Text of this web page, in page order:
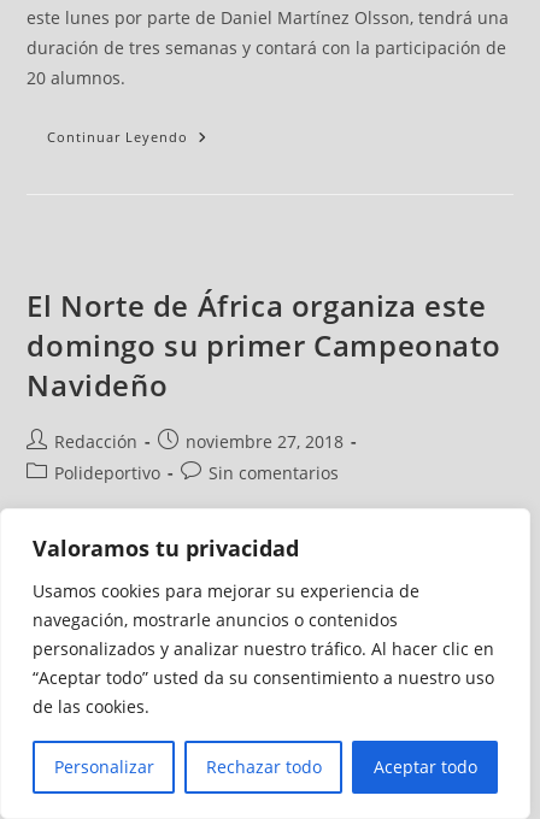
Valoramos tu privacidad
Usamos cookies para mejorar su experiencia de
navegación, mostrarle anuncios o contenidos
personalizados y analizar nuestro tráfico. Al hacer clic en
“Aceptar todo” usted da su consentimiento a nuestro uso
de las cookies.
Personalizar Rechazar todo Aceptar todo
este lunes por parte de Daniel Martínez Olsson, tendrá una
duración de tres semanas y contará con la participación de
20 alumnos.
Continuar Leyendo
El Norte de África organiza este
domingo su primer Campeonato
Navideño
Redacción
noviembre 27, 2018
Polideportivo
Sin comentarios
diciembre, a partir de las 10:00 horas en las instalaciones
del CP General Carvajal, su I Torneo Navideño de petanca.
Será en dupletas a la melé, aunque para confeccionarlas
los participantes serán divididos en dos listas, una de
apuntadores y la otra de tiradores o medios/tiradores, con
el objetivo de compensar a los equipos en la medida de lo
posible.